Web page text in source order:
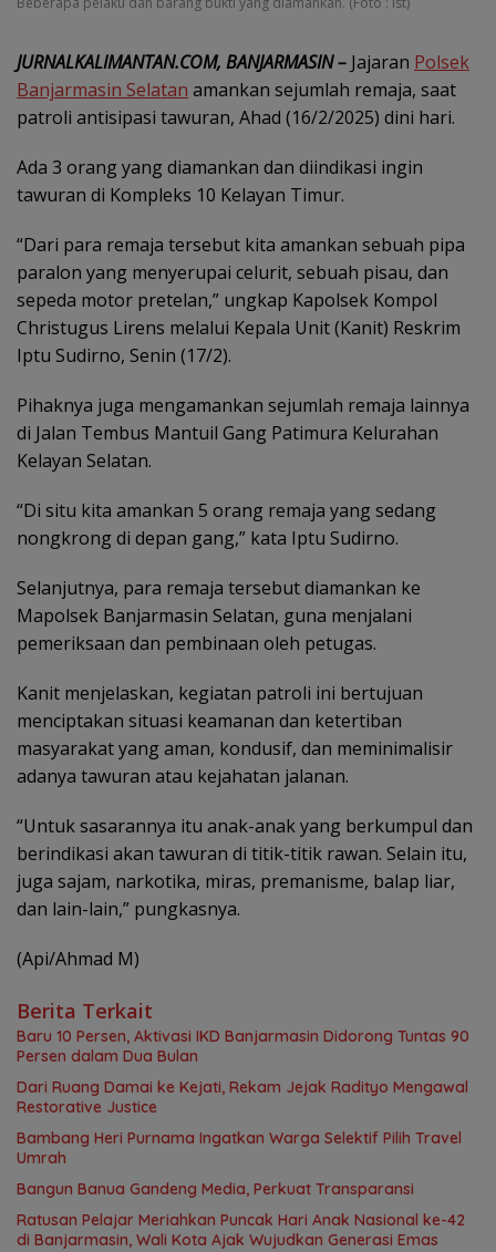
JURNALKALIMANTAN.COM, BANJARMASIN – Jajaran Polsek
Banjarmasin Selatan amankan sejumlah remaja, saat
patroli antisipasi tawuran, Ahad (16/2/2025) dini hari.
Ada 3 orang yang diamankan dan diindikasi ingin
tawuran di Kompleks 10 Kelayan Timur.
“Dari para remaja tersebut kita amankan sebuah pipa
paralon yang menyerupai celurit, sebuah pisau, dan
sepeda motor pretelan,” ungkap Kapolsek Kompol
Christugus Lirens melalui Kepala Unit (Kanit) Reskrim
Iptu Sudirno, Senin (17/2).
Pihaknya juga mengamankan sejumlah remaja lainnya
di Jalan Tembus Mantuil Gang Patimura Kelurahan
Kelayan Selatan.
“Di situ kita amankan 5 orang remaja yang sedang
nongkrong di depan gang,” kata Iptu Sudirno.
Selanjutnya, para remaja tersebut diamankan ke
Mapolsek Banjarmasin Selatan, guna menjalani
pemeriksaan dan pembinaan oleh petugas.
Kanit menjelaskan, kegiatan patroli ini bertujuan
menciptakan situasi keamanan dan ketertiban
masyarakat yang aman, kondusif, dan meminimalisir
adanya tawuran atau kejahatan jalanan.
“Untuk sasarannya itu anak-anak yang berkumpul dan
berindikasi akan tawuran di titik-titik rawan. Selain itu,
juga sajam, narkotika, miras, premanisme, balap liar,
dan lain-lain,” pungkasnya.
(Api/Ahmad M)
Berita Terkait
Baru 10 Persen, Aktivasi IKD Banjarmasin Didorong Tuntas 90
Persen dalam Dua Bulan
Dari Ruang Damai ke Kejati, Rekam Jejak Radityo Mengawal
Restorative Justice
Bambang Heri Purnama Ingatkan Warga Selektif Pilih Travel
Umrah
Bangun Banua Gandeng Media, Perkuat Transparansi
Ratusan Pelajar Meriahkan Puncak Hari Anak Nasional ke-42
di Banjarmasin, Wali Kota Ajak Wujudkan Generasi Emas